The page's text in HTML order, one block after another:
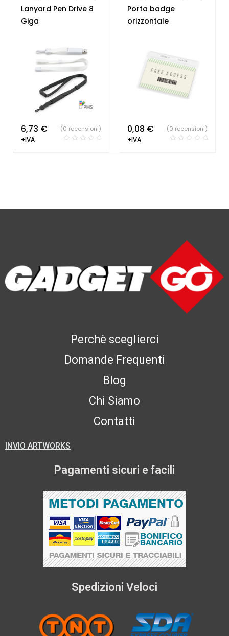
Lanyard
personalizzabili
Chiavette USB
Lanyard Pen Drive 8
Giga
6,73 €
+IVA
(0 recensioni)
Gadget per fiere
Lanyard
Porta badge
orizzontale
0,08 €
+IVA
(0 recensioni)
Perchè sceglierci
Domande Frequenti
Blog
Chi Siamo
Contatti
INVIO ARTWORKS
Pagamenti sicuri e facili
Spedizioni Veloci